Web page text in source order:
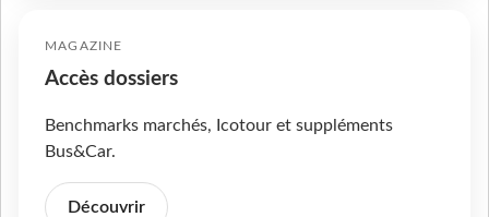
MAGAZINE
Accès dossiers
Benchmarks marchés, Icotour et suppléments
Bus&Car.
Découvrir